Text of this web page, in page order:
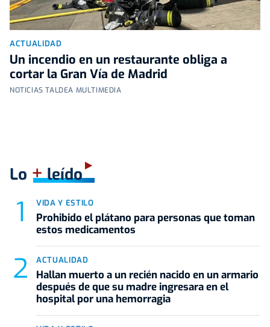
ACTUALIDAD
Un incendio en un restaurante obliga a
cortar la Gran Vía de Madrid
NOTICIAS TALDEA MULTIMEDIA
Lo +leído
VIDA Y ESTILO
Prohibido el plátano para personas que toman
estos medicamentos
ACTUALIDAD
Hallan muerto a un recién nacido en un armario
después de que su madre ingresara en el
hospital por una hemorragia